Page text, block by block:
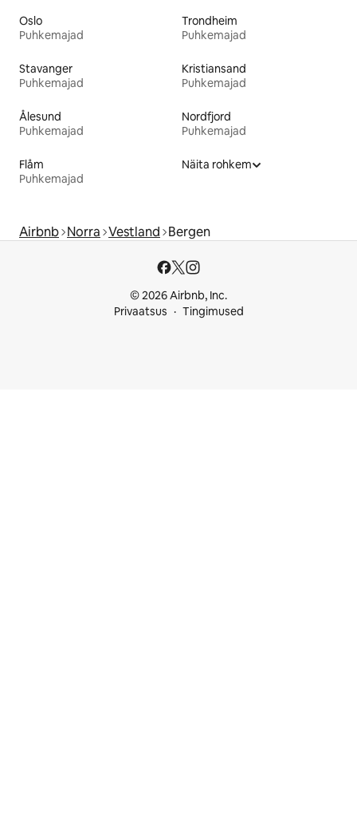
Oslo
Puhkemajad
Trondheim
Puhkemajad
Stavanger
Puhkemajad
Kristiansand
Puhkemajad
Ålesund
Puhkemajad
Nordfjord
Puhkemajad
Flåm
Puhkemajad
Näita rohkem
Airbnb Norra Vestland Bergen
© 2026 Airbnb, Inc.
Privaatsus
Tingimused